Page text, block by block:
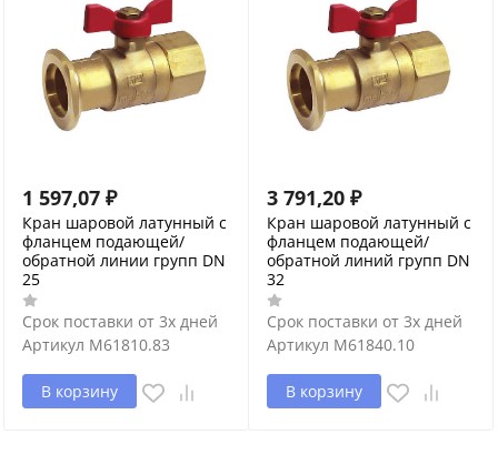
1 597,07 ₽
Кран шаровой латунный с
фланцем подающей/
обратной линии групп DN
25
Срок поставки от 3х дней
Артикул M61810.83
В корзину
3 791,20 ₽
Кран шаровой латунный с
фланцем подающей/
обратной линий групп DN
32
Срок поставки от 3х дней
Артикул M61840.10
В корзину